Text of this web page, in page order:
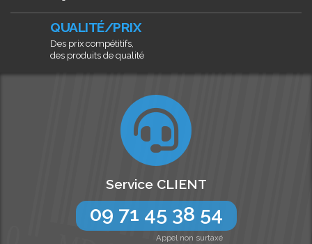
QUALITÉ/PRIX
Des prix compétitifs,
des produits de qualité
Service CLIENT
09 71 45 38 54
Appel non surtaxé